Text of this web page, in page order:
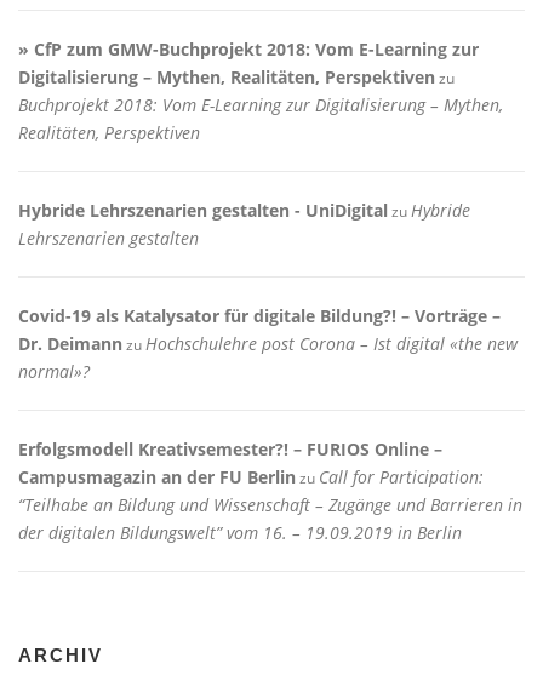
» CfP zum GMW-Buchprojekt 2018: Vom E-Learning zur
Digitalisierung – Mythen, Realitäten, Perspektiven zu
Buchprojekt 2018: Vom E-Learning zur Digitalisierung – Mythen,
Realitäten, Perspektiven
Hybride Lehrszenarien gestalten - UniDigitalzuHybride
Lehrszenarien gestalten
Covid-19 als Katalysator für digitale Bildung?! – Vorträge –
Dr. Deimann zuHochschulehre post Corona – Ist digital «the new
normal»?
Erfolgsmodell Kreativsemester?! – FURIOS Online –
Campusmagazin an der FU Berlin zu Call for Participation:
“Teilhabe an Bildung und Wissenschaft – Zugänge und Barrieren in
der digitalen Bildungswelt” vom 16. – 19.09.2019 in Berlin
ARCHIV